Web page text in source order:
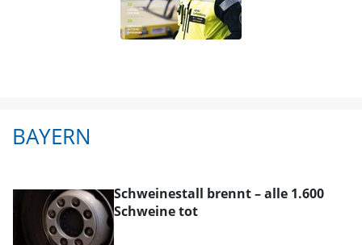
BAYERN
Schweinestall brennt – alle 1.600
Schweine tot